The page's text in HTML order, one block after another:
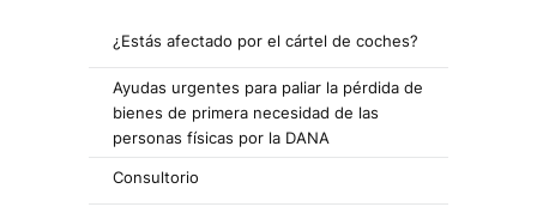
¿Estás afectado por el cártel de coches?
Ayudas urgentes para paliar la pérdida de
bienes de primera necesidad de las
personas físicas por la DANA
Consultorio